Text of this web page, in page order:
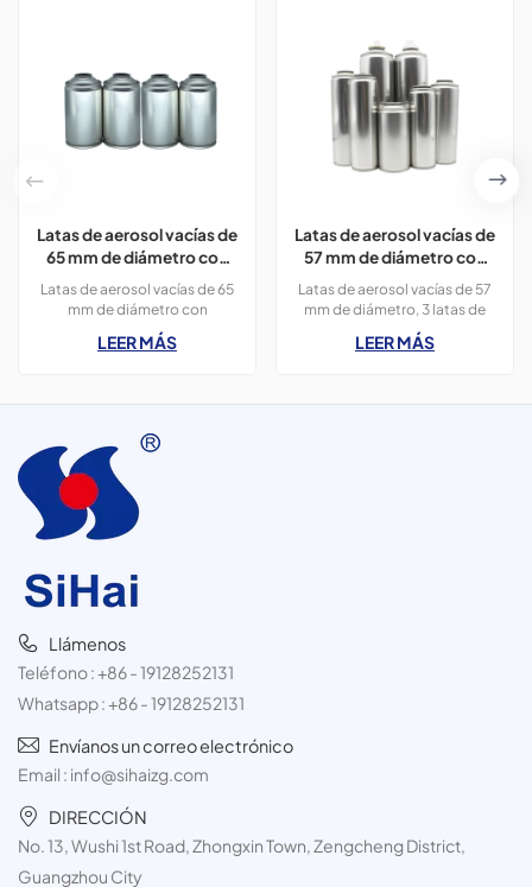
Latas de aerosol vacías de
65 mm de diámetro con
impresión en colores
CMYK de 300 ml para
Latas de aerosol vacías de 65
mm de diámetro con
impresión en colores CMYK de
400 ml para pintura en
LEER MÁS
Latas de aerosol vacías de
57 mm de diámetro con
impresión para productos
de limpieza.
Latas de aerosol vacías de 57
mm de diámetro, 3 latas de
300 ml. Se pueden usar para
productos de limpieza,
LEER MÁS
Llámenos
Teléfono :+86 - 19128252131
Whatsapp :+86 - 19128252131
Envíanos un correo electrónico
Email : info@sihaizg.com
DIRECCIÓN
No. 13, Wushi 1st Road, Zhongxin Town, Zengcheng District,
Guangzhou City